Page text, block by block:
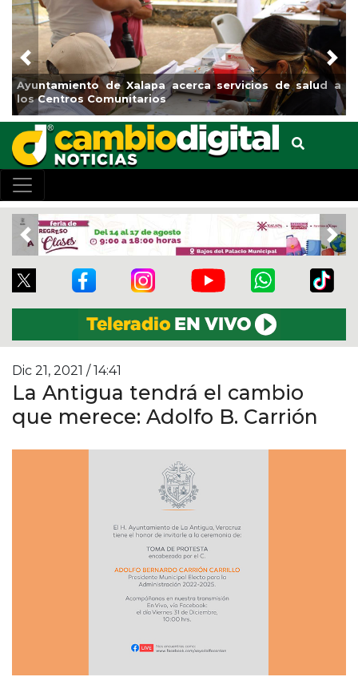
Ayuntamiento de Xalapa acerca servicios de salud a
los Centros Comunitarios
Previous
Previous
Dic 21, 2021 / 14:41
La Antigua tendrá el cambio
que merece: Adolfo B. Carrión